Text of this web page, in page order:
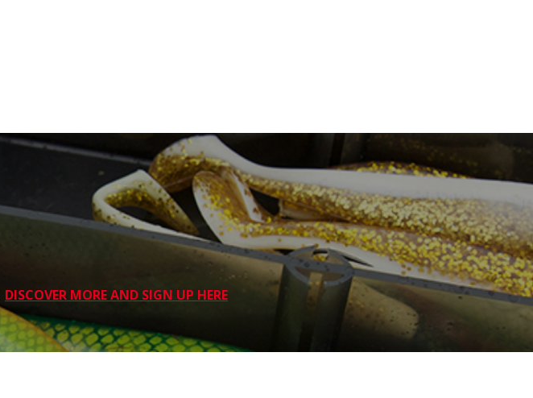
DISCOVER MORE AND SIGN UP HERE